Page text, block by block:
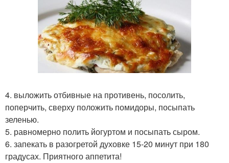
4. выложить отбивные на противень, посолить,
поперчить, сверху положить помидоры, посыпать
зеленью.
5. равномерно полить йогуртом и посыпать сыром.
6. запекать в разогретой духовке 15-20 минут при 180
градусах. Приятного аппетита!